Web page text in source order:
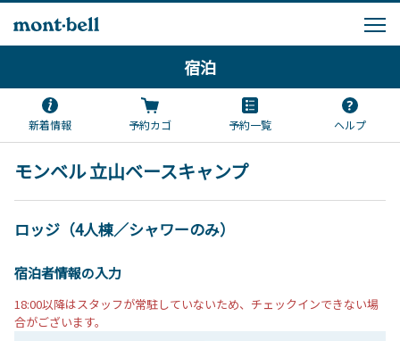
宿泊
新着情報 予約カゴ 予約一覧 ヘルプ
モンベル 立山ベースキャンプ
ロッジ（4人棟／シャワーのみ）
宿泊者情報の入力
18:00以降はスタッフが常駐していないため、チェックインできない場
合がございます。